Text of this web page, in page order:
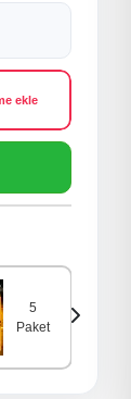
ekle
5
Paket